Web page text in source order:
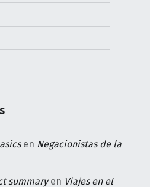
en Negacionistas de la
summaryen Viajes en el